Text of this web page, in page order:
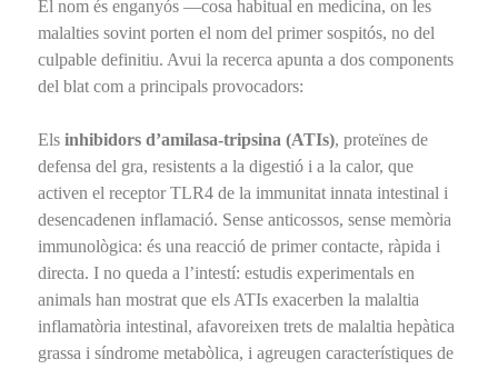
El nom és enganyós —cosa habitual en medicina, on les
malalties sovint porten el nom del primer sospitós, no del
culpable definitiu. Avui la recerca apunta a dos components
del blat com a principals provocadors:
Els inhibidors d’amilasa-tripsina (ATIs), proteïnes de
defensa del gra, resistents a la digestió i a la calor, que
activen el receptor TLR4 de la immunitat innata intestinal i
desencadenen inflamació. Sense anticossos, sense memòria
immunològica: és una reacció de primer contacte, ràpida i
directa. I no queda a l’intestí: estudis experimentals en
animals han mostrat que els ATIs exacerben la malaltia
inflamatòria intestinal, afavoreixen trets de malaltia hepàtica
grassa i síndrome metabòlica, i agreugen característiques de